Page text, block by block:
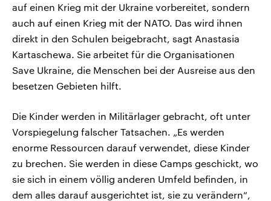
auf einen Krieg mit der Ukraine vorbereitet, sondern
auch auf einen Krieg mit der NATO. Das wird ihnen
direkt in den Schulen beigebracht, sagt Anastasia
Kartaschewa. Sie arbeitet für die Organisationen
Save Ukraine, die Menschen bei der Ausreise aus den
besetzen Gebieten hilft.
Die Kinder werden in Militärlager gebracht, oft unter
Vorspiegelung falscher Tatsachen. „Es werden
enorme Ressourcen darauf verwendet, diese Kinder
zu brechen. Sie werden in diese Camps geschickt, wo
sie sich in einem völlig anderen Umfeld befinden, in
dem alles darauf ausgerichtet ist, sie zu verändern“,